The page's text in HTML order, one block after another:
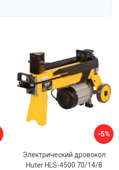
-5%
Электрический дровокол
Huter HLS-4500 70/14/8